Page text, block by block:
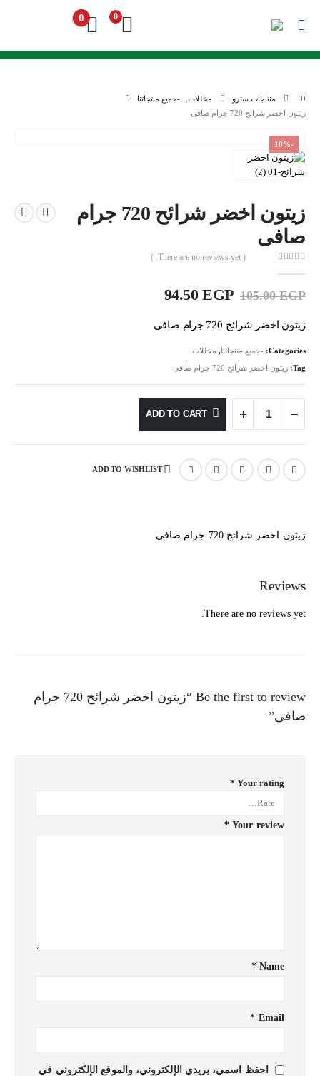
0
0
منتاجات سترو مخللات
-جميع منتجاتنا
زيتون اخضر شرائح 720 جرام صافى
-10%
زيتون اخضر شرائح 720 جرام
صافى
( There are no reviews yet. )
105.00EGP
Original
was:
94.50 EGP
Current
is:
زيتون اخضر شرائح 720 جرام صافى
Categories: -جميع منتجاتنا, مخللات
Tag: زيتون اخضر شرائح 720 جرام صافى
ADD TO CART
ADD TO WISHLIST
زيتون اخضر شرائح 720 جرام صافى
Reviews
There are no reviews yet.
Be the first to review “زيتون اخضر شرائح 720 جرام
صافى”
Your rating
*
Your review
*
Name
*
Email
*
احفظ اسمي، بريدي الإلكتروني، والموقع الإلكتروني في